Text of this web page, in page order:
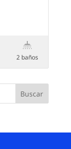
2 baños